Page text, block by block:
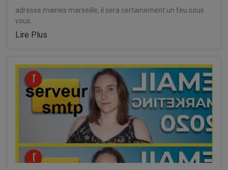
adresse mairies marseille, il sera certainement un feu sous
vous.
Lire Plus